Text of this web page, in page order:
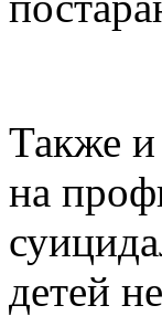
Также
на
детей